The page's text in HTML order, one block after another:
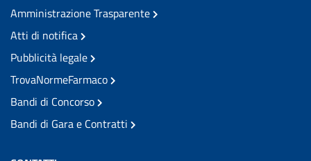
Amministrazione Trasparente
Atti di notifica
Pubblicità legale
TrovaNormeFarmaco
Bandi di Concorso
Bandi di Gara e Contratti